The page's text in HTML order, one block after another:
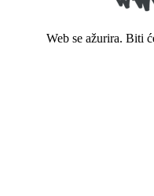
Web se ažurira. Biti